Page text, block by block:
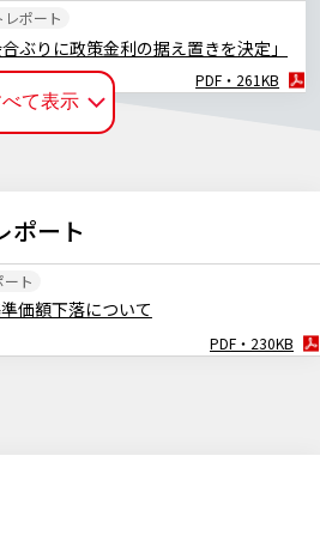
ぶりに政策金利の据え置きを決定」
ポート
PDF・261KB
への追加利上げを決定」
レポート
策の現状維持を決定」
PDF・255KB
合連続で利下げを決定」
ポート
PDF・256KB
策の現状維持を決定」
て表示
ポート
価額下落について
ト
PDF・230KB